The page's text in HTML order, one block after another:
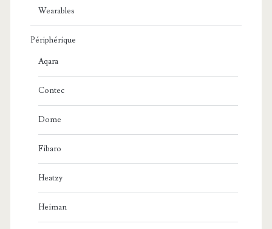
Wearables
Périphérique
Aqara
Contec
Dome
Fibaro
Heatzy
Heiman